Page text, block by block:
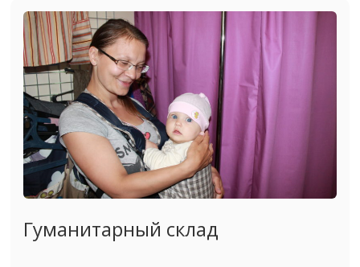
Гуманитарный склад